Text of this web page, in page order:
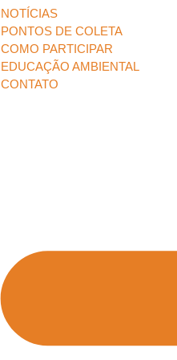
NOTÍCIAS
PONTOS DE COLETA
COMO PARTICIPAR
EDUCAÇÃO AMBIENTAL
CONTATO